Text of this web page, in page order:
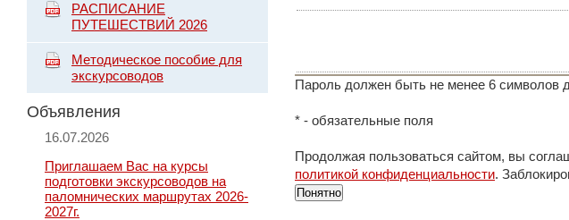
РАСПИСАНИЕ
ПУТЕШЕСТВИЙ 2026
Методическое пособие для
экскурсоводов
Объявления
16.07.2026
Приглашаем Вас на курсы
подготовки экскурсоводов на
паломнических маршрутах 2026-
2027г.
Пароль должен быть не менее 6 символов
* - обязательные поля
Продолжая пользоваться сайтом, вы
политикой конфиденциальности.
Понятно